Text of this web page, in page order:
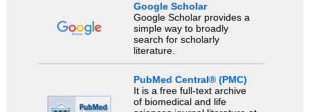
Google Scholar
Google Scholar provides a
simple way to broadly
search for scholarly
literature.
PubMed Central® (PMC)
It is a free full-text archive
of biomedical and life